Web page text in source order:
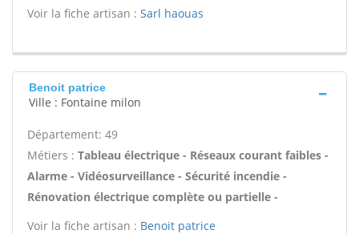
Voir la fiche artisan : Sarl haouas
Benoit patrice
Ville : Fontaine milon
Département: 49
Métiers : Tableau électrique - Réseaux courant faibles -
Alarme - Vidéosurveillance - Sécurité incendie -
Rénovation électrique complète ou partielle -
Voir la fiche artisan : Benoit patrice